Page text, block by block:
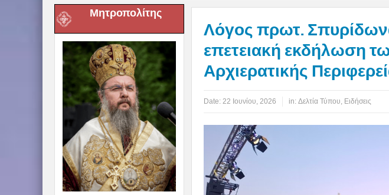
Μητροπολίτης
Λόγος πρωτ.
επετειακή εκδήλωση
Αρχιερατικής
Date: 22 Ιουνίου, 2026 in: Δελτία Τύπου, Ειδήσεις